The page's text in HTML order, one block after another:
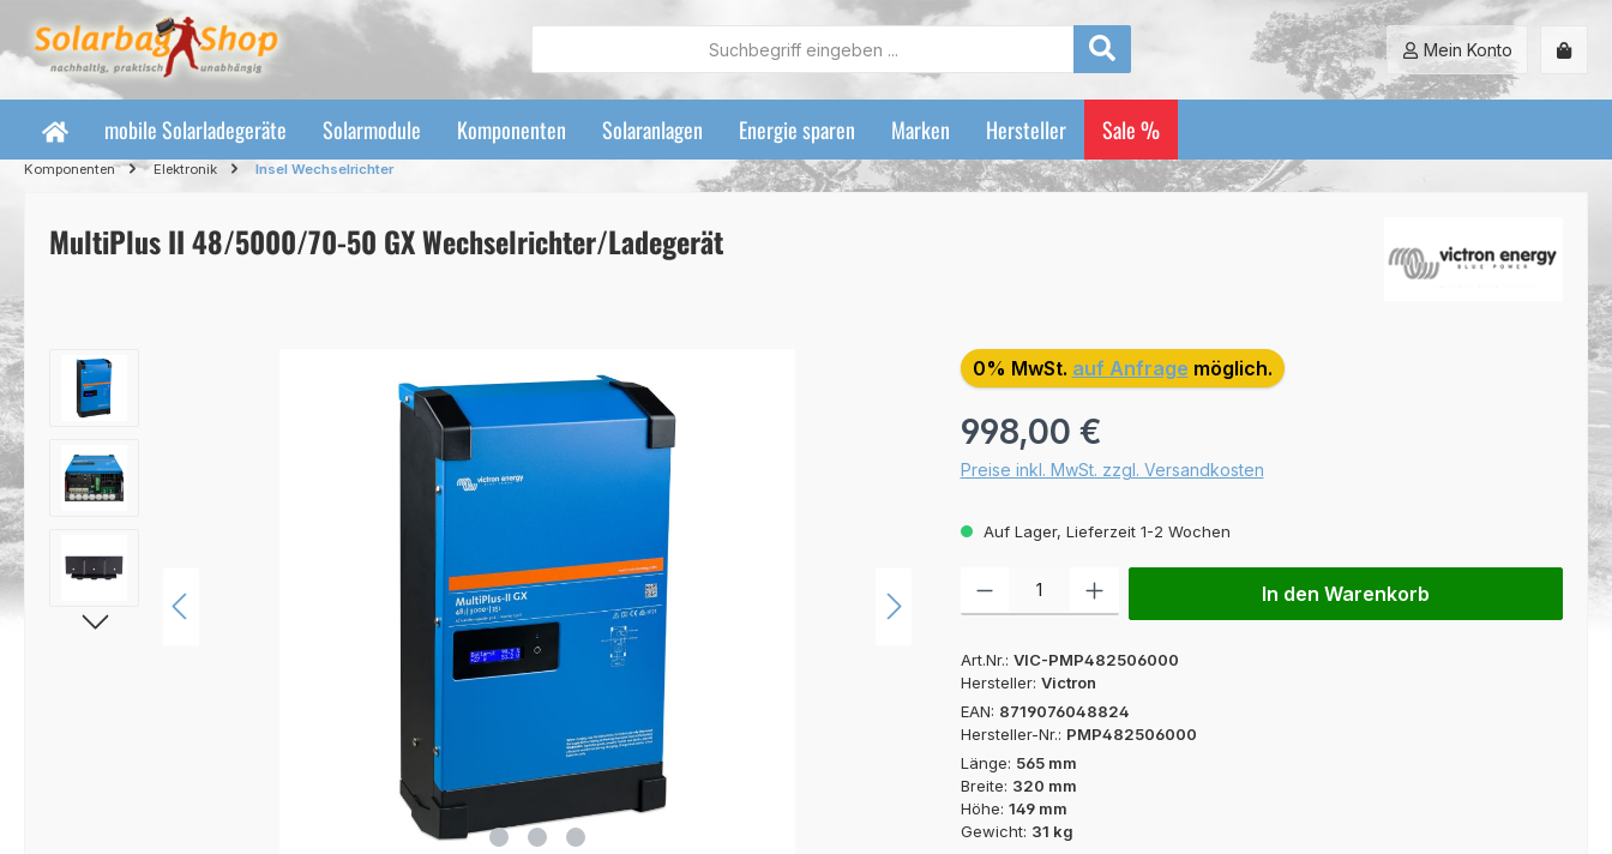
Hauptinhalt springen
Zur Suche springen
Zur Hauptnavigation springen
Mein Konto
mobile Solarladegeräte Solarmodule Komponenten Solaranlagen Energie sparen Marken Hersteller Sale %
Komponenten Elektronik Insel Wechselrichter
MultiPlus II 48/5000/70-50 GX Wechselrichter/Ladegerät
Bildergalerie überspringen 0% MwSt. auf Anfrage möglich.
Regulärer Preis:
998,00 €
Preise inkl. MwSt. zzgl. Versandkosten
Auf Lager, Lieferzeit 1-2 Wochen
Produkt Anzahl: Gib den gewünschten Wert ein oder benutze die Schaltflächen
In den Warenkorb
Art.Nr.: VIC-PMP482506000
Hersteller: Victron
EAN: 8719076048824
Hersteller-Nr.: PMP482506000
Länge: 565 mm
Breite: 320 mm
Höhe: 149 mm
Gewicht: 31 kg